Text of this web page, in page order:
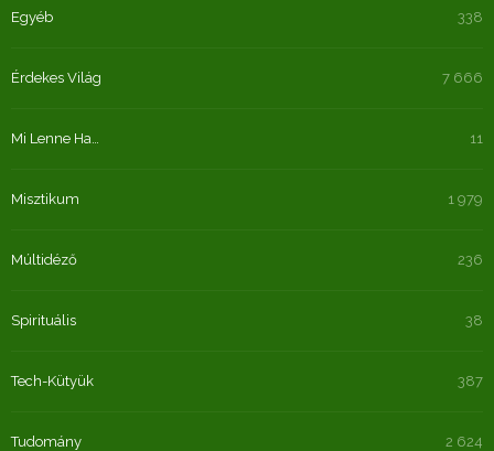
Egyéb 338
Érdekes Világ 7 666
Mi Lenne Ha… 11
Misztikum 1 979
Múltidéző 236
Spirituális 38
Tech-Kütyük 387
Tudomány 2 624